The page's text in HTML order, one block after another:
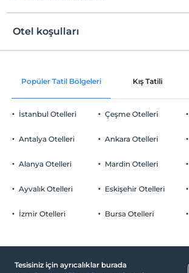
Ortak alanlar ve tüm odalar
Otopark
Ücretli Halka Açık Otopark
Yiyecek & İçecek
Otel koşulları
Check/in
Check/out
En geç saat 12:00 ve öncesi
Evcil Hayvan
2 yaşına kadar olan bebekler ücretsizdir.
Popüler Tatil Bölgeleri Kış Tatili
İstanbul Otelleri
Antalya Otelleri
Alanya Otelleri
Ayvalık Otelleri
İzmir Otelleri
Çeşme Otelleri
Ankara Otelleri
Mardin Otelleri
Eskişehir Otelleri
Bursa Otelleri
Tesisiniz için ayrıcalıklar burada